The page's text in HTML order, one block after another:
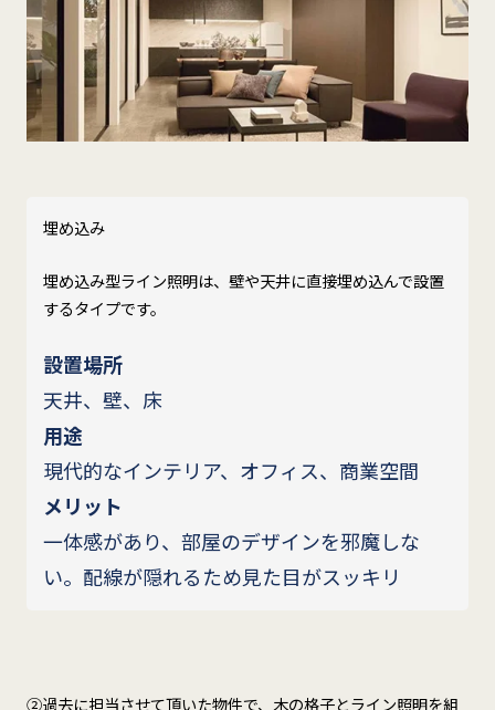
埋め込み
埋め込み型ライン照明は、壁や天井に直接埋め込んで設置
するタイプです。
設置場所
天井、壁、床
用途
現代的なインテリア、オフィス、商業空間
メリット
一体感があり、部屋のデザインを邪魔しな
い。配線が隠れるため見た目がスッキリ
②過去に担当させて頂いた物件で、木の格子とライン照明を組